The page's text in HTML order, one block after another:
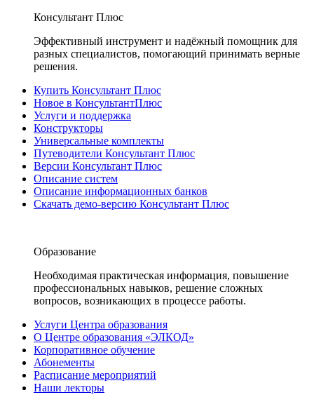
Консультант Плюс
Эффективный инструмент и надёжный помощник для
разных специалистов, помогающий принимать верные
решения.
Купить Консультант Плюс
Новое в КонсультантПлюс
Услуги и поддержка
Конструкторы
Универсальные комплекты
Путеводители Консультант Плюс
Версии Консультант Плюс
Описание систем
Описание информационных банков
Скачать демо-версию Консультант Плюс
Образование
Необходимая практическая информация, повышение
профессиональных навыков, решение сложных
вопросов, возникающих в процессе работы.
Услуги Центра образования
О Центре образования «ЭЛКОД»
Корпоративное обучение
Абонементы
Расписание мероприятий
Наши лекторы